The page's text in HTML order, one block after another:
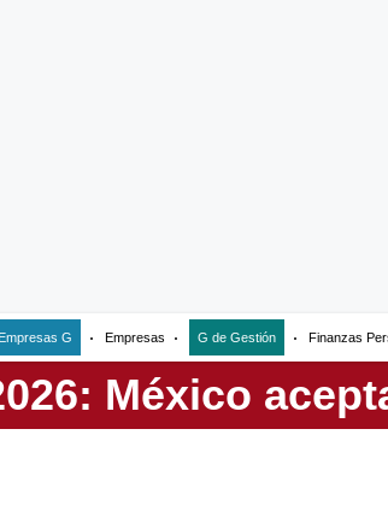
Empresas G Empresas G de Gestión Finanzas